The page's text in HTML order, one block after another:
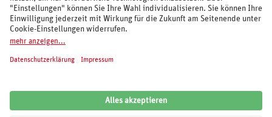
REISEVERANSTALTER UND MARKEN
© 2026 REWE Reisen
Impressum
AGB Cookie-Einstellungen
Datenschutz